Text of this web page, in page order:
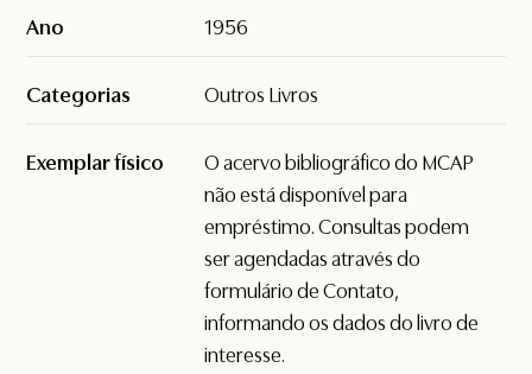
Ano 1956
Categorias Outros Livros
Exemplar físico
O acervo bibliográfico do MCAP
não está disponível para
empréstimo. Consultas podem
ser agendadas através do
formulário deContato,
informando os dados do livro de
interesse.